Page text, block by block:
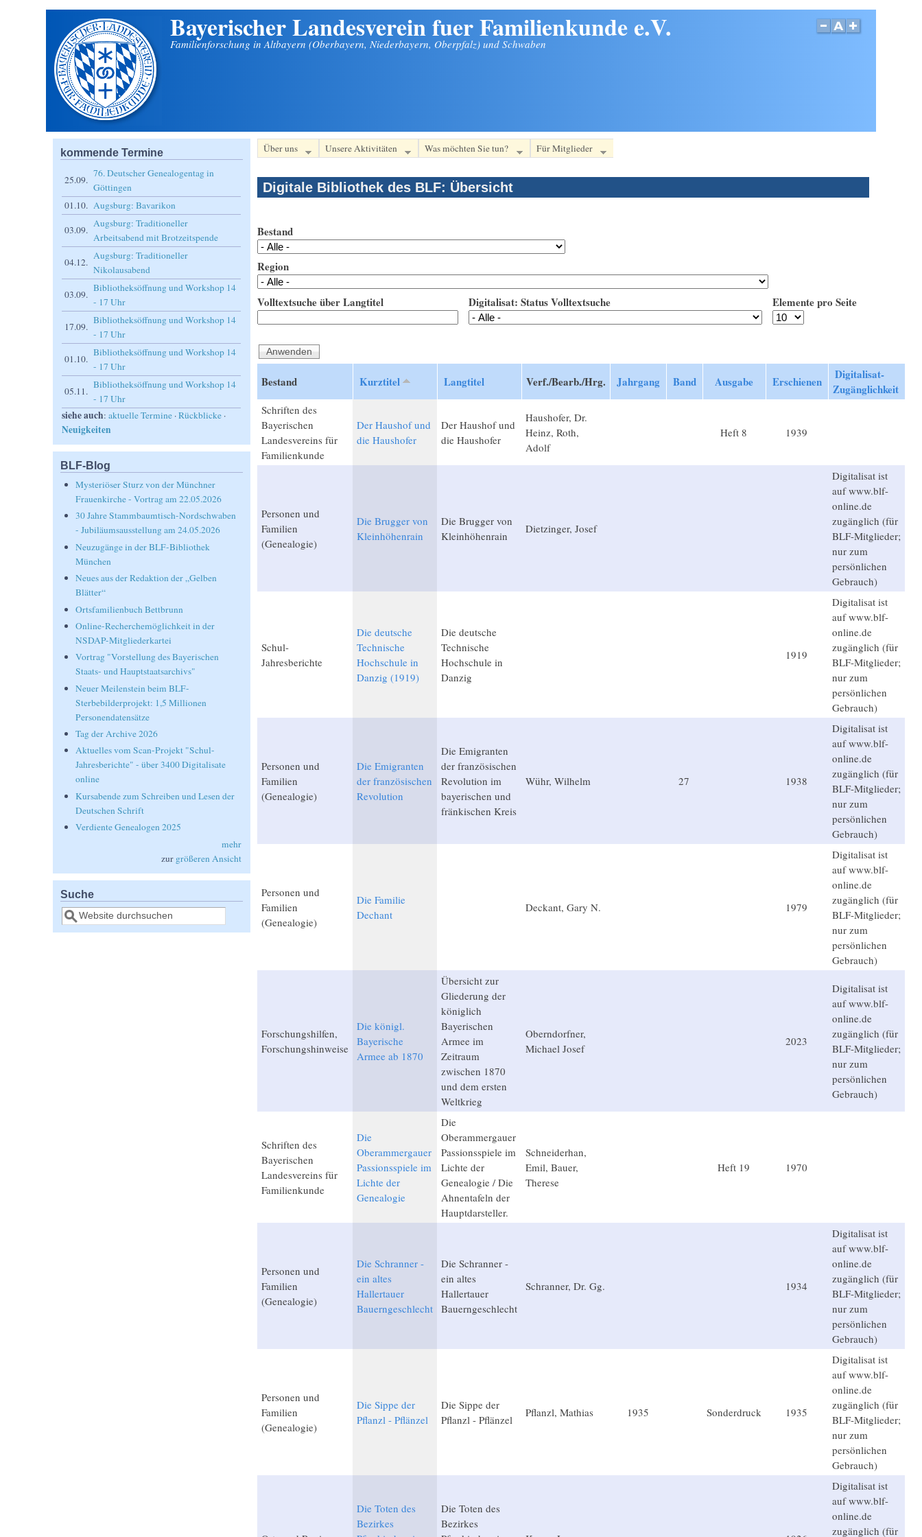
Bayerischer Landesverein fuer Familienkunde e.V.
Familienforschung in Altbayern (Oberbayern, Niederbayern, Oberpfalz) und Schwaben
Über uns Unsere Aktivitäten Was möchten Sie tun? Für Mitglieder
Digitale Bibliothek des BLF: Übersicht
Bestand
Region
Volltextsuche über Langtitel Digitalisat: Status Volltextsuche Elemente pro Seite
Bestand Kurztitel Langtitel Verf./Bearb./Hrg. Jahrgang Band Ausgabe Erschienen
Digitalisat-
Zugänglichkeit
Schriften des
Bayerischen
Landesvereins für
Familienkunde
Der Haushof und
die Haushofer
Der Haushof und
die Haushofer
Haushofer, Dr.
Heinz, Roth,
Adolf
Heft 8 1939
Personen und
Familien
(Genealogie)
Die Brugger von
Kleinhöhenrain
Die Brugger von
Kleinhöhenrain
Dietzinger, Josef
Digitalisat ist
auf www.blf-
online.de
zugänglich (für
BLF-Mitglieder;
nur zum
persönlichen
Gebrauch)
Schul-
Jahresberichte
Die deutsche
Technische
Hochschule in
Danzig (1919)
Die deutsche
Technische
Hochschule in
Danzig
1919
Digitalisat ist
auf www.blf-
online.de
zugänglich (für
BLF-Mitglieder;
nur zum
persönlichen
Gebrauch)
Personen und
Familien
(Genealogie)
Die Emigranten
der französischen
Revolution
Die Emigranten
der französischen
Revolution im
bayerischen und
fränkischen Kreis
Wühr, Wilhelm 27 1938
Digitalisat ist
auf www.blf-
online.de
zugänglich (für
BLF-Mitglieder;
nur zum
persönlichen
Gebrauch)
Personen und
Familien
(Genealogie)
Die Familie
Dechant
Deckant, Gary N. 1979
Digitalisat ist
auf www.blf-
online.de
zugänglich (für
BLF-Mitglieder;
nur zum
persönlichen
Gebrauch)
Forschungshilfen,
Forschungshinweise
Die königl.
Bayerische
Armee ab 1870
Übersicht zur
Gliederung der
königlich
Bayerischen
Armee im
Zeitraum
zwischen 1870
und dem ersten
Weltkrieg
Oberndorfner,
Michael Josef
2023
Digitalisat ist
auf www.blf-
online.de
zugänglich (für
BLF-Mitglieder;
nur zum
persönlichen
Gebrauch)
Schriften des
Bayerischen
Landesvereins für
Familienkunde
Die
Oberammergauer
Passionsspiele im
Lichte der
Genealogie
Die
Oberammergauer
Passionsspiele im
Lichte der
Genealogie / Die
Ahnentafeln der
Hauptdarsteller.
Schneiderhan,
Emil, Bauer,
Therese
Heft 19 1970
Personen und
Familien
(Genealogie)
Die Schranner -
ein altes
Hallertauer
Bauerngeschlecht
Die Schranner -
ein altes
Hallertauer
Bauerngeschlecht
Schranner, Dr. Gg. 1934
Digitalisat ist
auf www.blf-
online.de
zugänglich (für
BLF-Mitglieder;
nur zum
persönlichen
Gebrauch)
Personen und
Familien
(Genealogie)
Die Sippe der
Pflanzl - Pflänzel
Die Sippe der
Pflanzl - Pflänzel
Pflanzl, Mathias 1935 Sonderdruck 1935
Digitalisat ist
auf www.blf-
online.de
zugänglich (für
BLF-Mitglieder;
nur zum
persönlichen
Gebrauch)
Die Toten des
Bezirkes
Die Toten des
Bezirkes
Digitalisat ist
auf www.blf-
online.de
zugänglich (für
kommende Termine
25.09.
76. Deutscher Genealogentag in
Göttingen
01.10. Augsburg: Bavarikon
03.09.
Augsburg: Traditioneller
Arbeitsabend mit Brotzeitspende
04.12.
Augsburg: Traditioneller
Nikolausabend
03.09.
Bibliotheksöffnung und Workshop 14
- 17 Uhr
17.09.
Bibliotheksöffnung und Workshop 14
- 17 Uhr
01.10.
Bibliotheksöffnung und Workshop 14
- 17 Uhr
05.11.
Bibliotheksöffnung und Workshop 14
- 17 Uhr
siehe auch:aktuelle Termine ·Rückblicke ·
Neuigkeiten
BLF-Blog
Mysteriöser Sturz von der Münchner
Frauenkirche - Vortrag am 22.05.2026
30 Jahre Stammbaumtisch-Nordschwaben
- Jubiläumsausstellung am 24.05.2026
Neuzugänge in der BLF-Bibliothek
München
Neues aus der Redaktion der „Gelben
Blätter“
Ortsfamilienbuch Bettbrunn
Online-Recherchemöglichkeit in der
NSDAP-Mitgliederkartei
Vortrag "Vorstellung des Bayerischen
Staats- und Hauptstaatsarchivs"
Neuer Meilenstein beim BLF-
Sterbebilderprojekt: 1,5 Millionen
Personendatensätze
Tag der Archive 2026
Aktuelles vom Scan-Projekt "Schul-
Jahresberichte" - über 3400 Digitalisate
online
Kursabende zum Schreiben und Lesen der
Deutschen Schrift
Verdiente Genealogen 2025
mehr
zur größeren Ansicht
Suche
Suche